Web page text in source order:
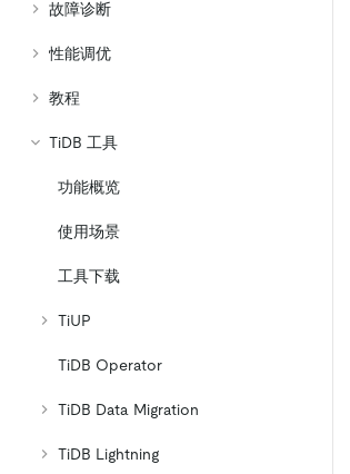
故障诊断
性能调优
教程
TiDB 工具
功能概览
使用场景
工具下载
TiUP
TiDB Operator
TiDB Data Migration
TiDB Lightning